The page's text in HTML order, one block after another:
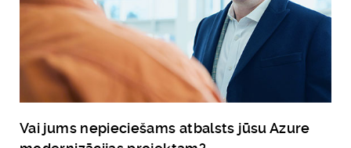
Vai jums nepieciešams atbalsts jūsu Azure